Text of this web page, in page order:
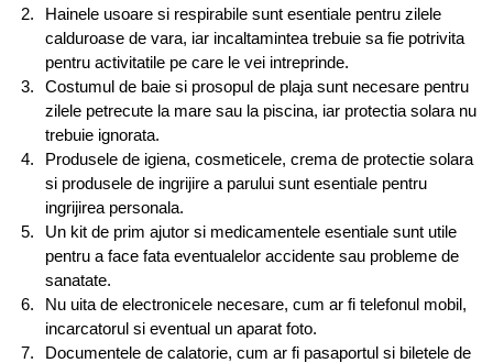
Hainele usoare si respirabile sunt esentiale pentru zilele
calduroase de vara, iar incaltamintea trebuie sa fie potrivita
pentru activitatile pe care le vei intreprinde.
Costumul de baie si prosopul de plaja sunt necesare pentru
zilele petrecute la mare sau la piscina, iar protectia solara nu
trebuie ignorata.
Produsele de igiena, cosmeticele, crema de protectie solara
si produsele de ingrijire a parului sunt esentiale pentru
ingrijirea personala.
Un kit de prim ajutor si medicamentele esentiale sunt utile
pentru a face fata eventualelor accidente sau probleme de
sanatate.
Nu uita de electronicele necesare, cum ar fi telefonul mobil,
incarcatorul si eventual un aparat foto.
Documentele de calatorie, cum ar fi pasaportul si biletele de